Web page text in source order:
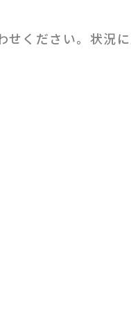
せください。状況